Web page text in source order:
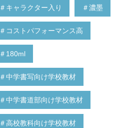
＃キャラクター入り ＃濃墨
＃コストパフォーマンス高
＃180ml
＃中学書写向け学校教材
＃中学書道部向け学校教材
＃高校教科向け学校教材